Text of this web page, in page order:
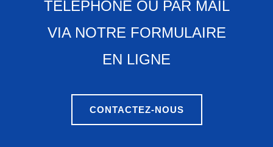
TÉLÉPHONE OU PAR MAIL
VIA NOTRE FORMULAIRE
EN LIGNE
CONTACTEZ-NOUS